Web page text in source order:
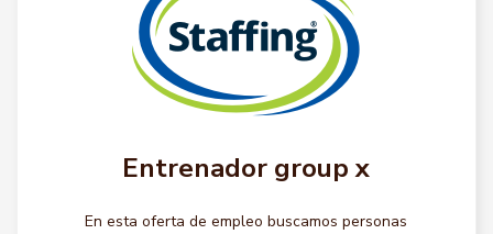
Entrenador group x
En esta oferta de empleo buscamos personas